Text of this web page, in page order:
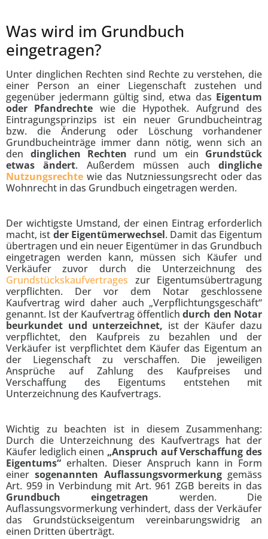
Was wird im Grundbuch
eingetragen?
Unter dinglichen Rechten sind Rechte zu verstehen, die
einer Person an einer Liegenschaft zustehen und
gegenüber jedermann gültig sind, etwa das Eigentum
oder Pfandrechte wie die Hypothek. Aufgrund des
Eintragungsprinzips ist ein neuer Grundbucheintrag
bzw. die Änderung oder Löschung vorhandener
Grundbucheinträge immer dann nötig, wenn sich an
den dinglichen Rechten rund um ein Grundstück
etwas ändert. Außerdem müssen auchdingliche
Nutzungsrechte wie das Nutzniessungsrecht oder das
Wohnrecht in das Grundbuch eingetragen werden.
Der wichtigste Umstand, der einen Eintrag erforderlich
macht, ist der Eigentümerwechsel. Damit das Eigentum
übertragen und ein neuer Eigentümer in das Grundbuch
eingetragen werden kann, müssen sich Käufer und
Verkäufer zuvor durch die Unterzeichnung des
Grundstückskaufvertrages zur Eigentumsübertragung
verpflichten. Der vor dem Notar geschlossene
Kaufvertrag wird daher auch „Verpflichtungsgeschäft“
genannt. Ist der Kaufvertrag öffentlichdurch den Notar
beurkundet und unterzeichnet, ist der Käufer dazu
verpflichtet, den Kaufpreis zu bezahlen und der
Verkäufer ist verpflichtet dem Käufer das Eigentum an
der Liegenschaft zu verschaffen. Die jeweiligen
Ansprüche auf Zahlung des Kaufpreises und
Verschaffung des Eigentums entstehen mit
Unterzeichnung des Kaufvertrags.
Wichtig zu beachten ist in diesem Zusammenhang:
Durch die Unterzeichnung des Kaufvertrags hat der
Käufer lediglich einen „Anspruch auf Verschaffung des
Eigentums“ erhalten. Dieser Anspruch kann in Form
einersogenannten Auflassungsvormerkunggemäss
Art. 959 in Verbindung mit Art. 961 ZGB bereits in das
Grundbuch eingetragen werden. Die
Auflassungsvormerkung verhindert, dass der Verkäufer
das Grundstückseigentum vereinbarungswidrig an
einen Dritten überträgt.